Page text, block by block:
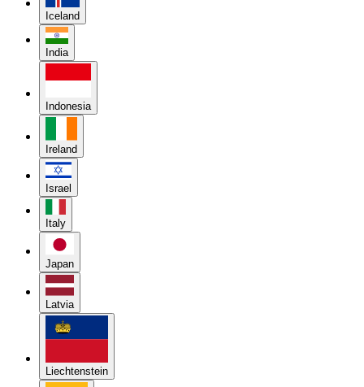
Iceland
India
Indonesia
Ireland
Israel
Italy
Japan
Latvia
Liechtenstein